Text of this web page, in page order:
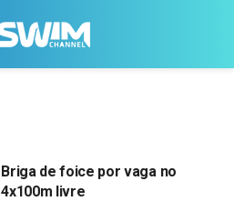
Briga de foice por vaga no
4x100m livre